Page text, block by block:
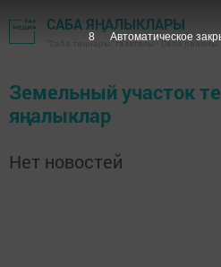
САБА ЯҢАЛЫКЛАРЫ
"Саба таңнары" газетасы - Саба районы
Земельный участок
яңалыклар
Нет новостей
8 Автоматическое